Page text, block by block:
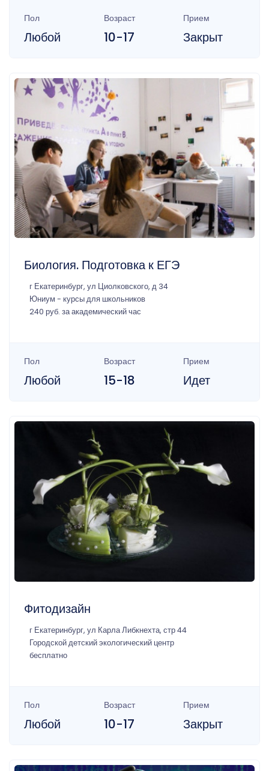
Пол
Любой
Возраст
10-17
Прием
Закрыт
Биология. Подготовка к ЕГЭ
г Екатеринбург, ул Циолковского, д 34
Юниум - курсы для школьников
240 руб. за академический час
Пол
Любой
Возраст
15-18
Прием
Идет
Фитодизайн
г Екатеринбург, ул Карла Либкнехта, стр 44
Городской детский экологический центр
бесплатно
Пол
Любой
Возраст
10-17
Прием
Закрыт